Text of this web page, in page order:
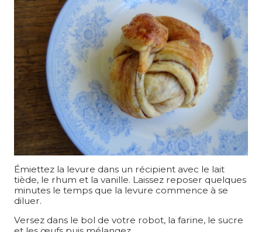
Émiettez la levure dans un récipient avec le lait
tiède, le rhum et la vanille. Laissez reposer quelques
minutes le temps que la levure commence à se
diluer.
Versez dans le bol de votre robot, la farine, le sucre